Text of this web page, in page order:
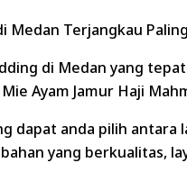
di Medan yang
Ayam Jamur Haji
dapat anda pilih antara
yang berkualitas,